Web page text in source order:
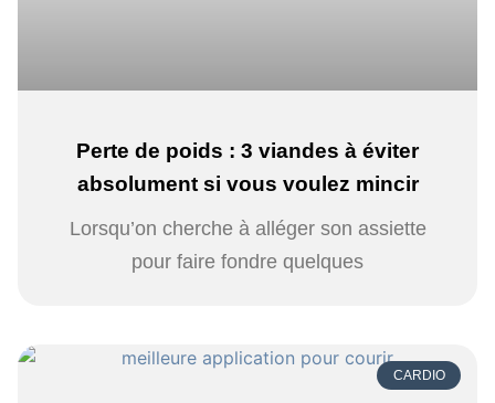
Perte de poids : 3 viandes à éviter
absolument si vous voulez mincir
Lorsqu’on cherche à alléger son assiette
pour faire fondre quelques
CARDIO